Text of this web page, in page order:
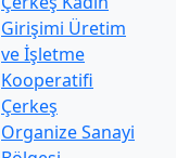
Girişimi Üretim
ve İşletme
Kooperatifi
Çerkeş
Organize Sanayi